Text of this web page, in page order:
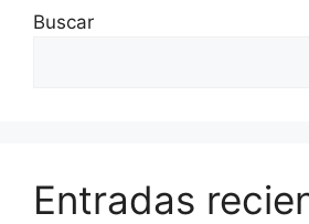
Buscar
Entradas